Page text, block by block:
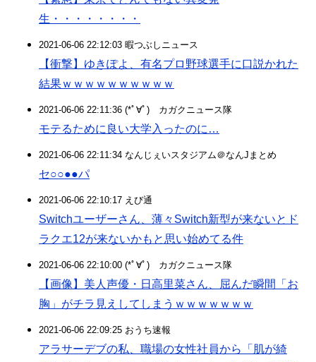
生・・・・・・・・
2021-06-06 22:12:03 暇つぶしニュース
【衝撃】ゆきぽよ、有名プロ野球選手に口説かれた
結果ｗｗｗｗｗｗｗｗｗｗ
2021-06-06 22:11:36 (*ﾟ∀ﾟ)ゞカガクニュース隊
モテるために良い大学入ったのに…
2021-06-06 22:11:34 なんじぇいスタジアム＠なんJまとめ
セ○○●●パ
2021-06-06 22:10:17 えび通
Switchユーザーさん、薄々Switch新型が来ないとド
ラクエ12が来ないかもと思い始めてる件
2021-06-06 22:10:00 (*ﾟ∀ﾟ)ゞカガクニュース隊
【画像】美人声優・日高里菜さん、屈んだ瞬間「お
胸」がチラ見えしてしまうｗｗｗｗｗｗｗ
2021-06-06 22:09:25 おうち速報
アラサーデブの私、職場の女性社員から「肌が綺